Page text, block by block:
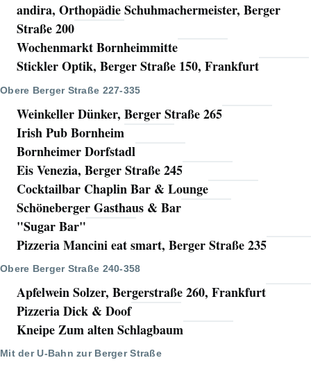
andira, Orthopädie Schuhmachermeister, Berger
Straße 200
Wochenmarkt Bornheimmitte
Stickler Optik, Berger Straße 150, Frankfurt
Obere Berger Straße 227-335
Weinkeller Dünker, Berger Straße 265
Irish Pub Bornheim
Bornheimer Dorfstadl
Eis Venezia, Berger Straße 245
Cocktailbar Chaplin Bar & Lounge
Schöneberger Gasthaus & Bar
"Sugar Bar"
Pizzeria Mancini eat smart, Berger Straße 235
Obere Berger Straße 240-358
Apfelwein Solzer, Bergerstraße 260, Frankfurt
Pizzeria Dick & Doof
Kneipe Zum alten Schlagbaum
Mit der U-Bahn zur Berger Straße